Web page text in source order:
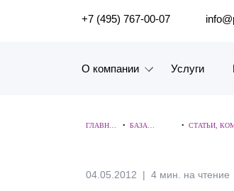
ПОИСК ПО САЙТУ
+7 (495) 767-00-07
О компании
Наш опыт
Услуги
ГЛАВНА •БАЗА • СТАТЬИ,
04.05.2012 4 мин. на чтение